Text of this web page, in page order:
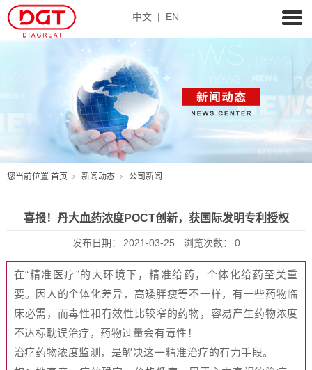
中文 | EN
您当前位置:首页 新闻动态 公司新闻
喜报！丹大血药浓度POCT创新，获国际发明专利授权
发布日期： 2021-03-25 浏览次数： 0
在“精准医疗”的大环境下，精准给药，个体化给药至关重
要。因人的个体化差异，高矮胖瘦等不一样，有一些药物临
床必需，而毒性和有效性比较窄的药物，容易产生药物浓度
不达标耽误治疗，药物过量会有毒性！
治疗药物浓度监测，是解决这一精准治疗的有力手段。